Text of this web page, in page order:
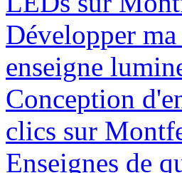
Développer
enseigne
Conception
clics sur
Enseignes de